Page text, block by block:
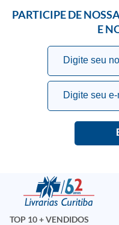
PARTICIPE DE
E
TOP 10 + VENDIDOS